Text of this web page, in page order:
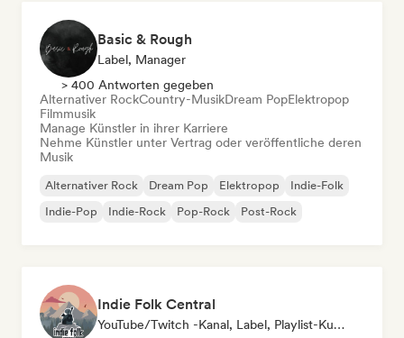
Basic & Rough
Label, Manager
> 400 Antworten gegeben
Alternativer RockCountry-MusikDream PopElektropop
Filmmusik
Manage Künstler in ihrer Karriere
Nehme Künstler unter Vertrag oder veröffentliche deren
Musik
Alternativer Rock Dream Pop Elektropop
Indie-Folk
Indie-Pop
Indie-Rock Pop-Rock Post-Rock
Indie Folk Central
YouTube/Twitch -Kanal, Label, Playlist-Kurator, Radiosender